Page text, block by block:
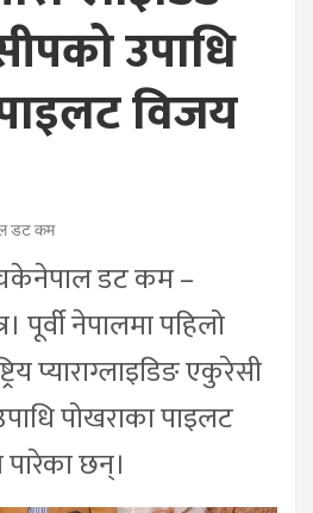
उपाधि
विजय
डट कम
डट कम –
पूर्वी नेपालमा पहिलो
प्याराग्लाइडिङ एकुरेसी
पोखराका पाइलट
छन्।